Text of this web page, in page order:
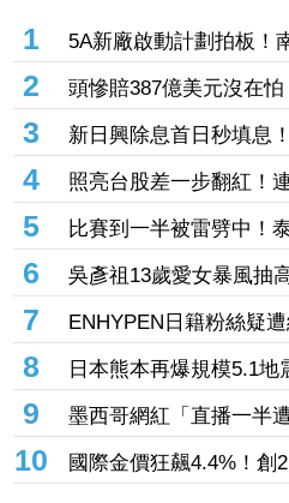
1
5A新廠啟動計劃拍板！
「晶圓代工大廠」未來
2
頭慘賠387億美元沒在
戶殺紅眼「越洋狂買
華爾街了嗎
3
新日興除息首日秒填息
利」盤中漲逾3%
4
照亮台股差一步翻紅！
廠」超預期5億營收締
5
比賽到一半被雷劈中
球迷湧社群平台哀悼
6
吳彥祖13歲愛女暴風抽
模媽 網驚撞臉韓團成
7
ENHYPEN日籍粉絲疑
不住攻擊 好友悲痛證
8
日本熊本再爆規模5.1
廳：無海嘯疑慮
9
墨西哥網紅「直播一半
絲目睹 2槍手騎車逃逸
10
國際金價狂飆4.4%！
4250美元關卡